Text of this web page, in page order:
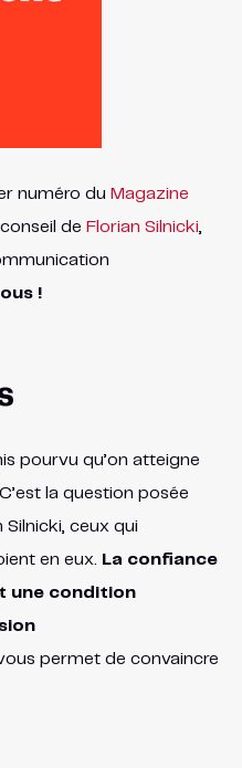
numéro du Magazine
de Florian Silnicki
!
pourvu qu’on atteigne
la question posée
Silnicki, ceux qui
en eux.
La confiance
une condition
permet de convaincre